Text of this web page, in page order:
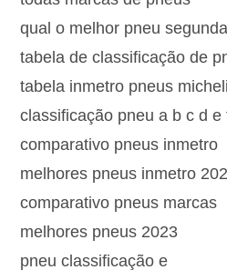
qual o melhor pneu
tabela de classificação de
tabela inmetro pneus
classificação pneu a b c d e
comparativo pneus inmetro
melhores pneus inmetro
comparativo pneus marcas
melhores pneus 2023
pneu classificação e